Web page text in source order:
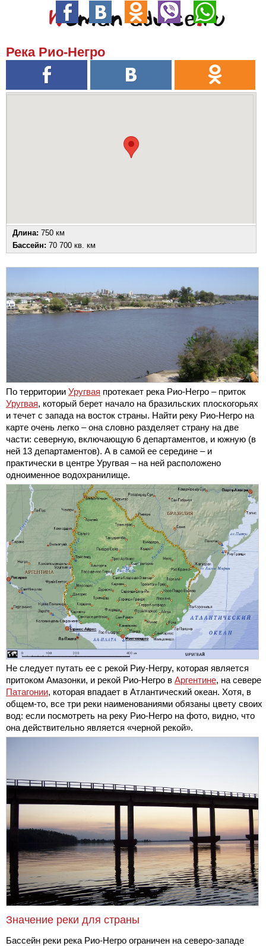
Река Рио-Негро
Длина: 750 км
Бассейн: 70 700 кв. км
По территории Уругвая протекает река Рио-Негро – приток
Уругвая, который берет начало на бразильских плоскогорьях
и течет с запада на восток страны. Найти реку Рио-Негро на
карте очень легко – она словно разделяет страну на две
части: северную, включающую 6 департаментов, и южную (в
ней 13 департаментов). А в самой ее середине – и
практически в центре Уругвая – на ней расположено
одноименное водохранилище.
Не следует путать ее с рекой Риу-Негру, которая является
притоком Амазонки, и рекой Рио-Негро в Аргентине, на севере
Патагонии, которая впадает в Атлантический океан. Хотя, в
общем-то, все три реки наименованиями обязаны цвету своих
вод: если посмотреть на реку Рио-Негро на фото, видно, что
она действительно является «черной рекой».
Значение реки для страны
Бассейн реки река Рио-Негро ограничен на северо-западе